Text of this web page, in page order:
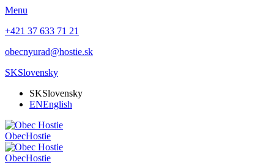
Menu
+421 37 633 71 21
obecnyurad@hostie.sk
SKSlovensky
SKSlovensky
ENEnglish
ObecHostie
ObecHostie